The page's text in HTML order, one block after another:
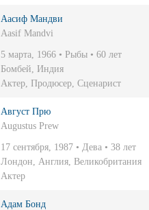
Аасиф Мандви
Aasif Mandvi
5 марта, 1966 • Рыбы • 60 лет
Бомбей, Индия
Актер, Продюсер, Сценарист
Август Прю
Augustus Prew
17 сентября, 1987 • Дева • 38 лет
Лондон, Англия, Великобритания
Актер
Адам Бонд